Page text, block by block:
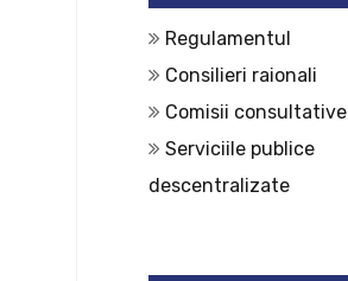
Regulamentul
Consilieri raionali
Comisii consultative
Serviciile publice
descentralizate